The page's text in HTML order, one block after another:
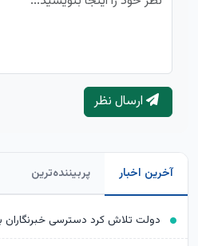
ارسال نظر
آخرین اخبار پربیننده‌ترین